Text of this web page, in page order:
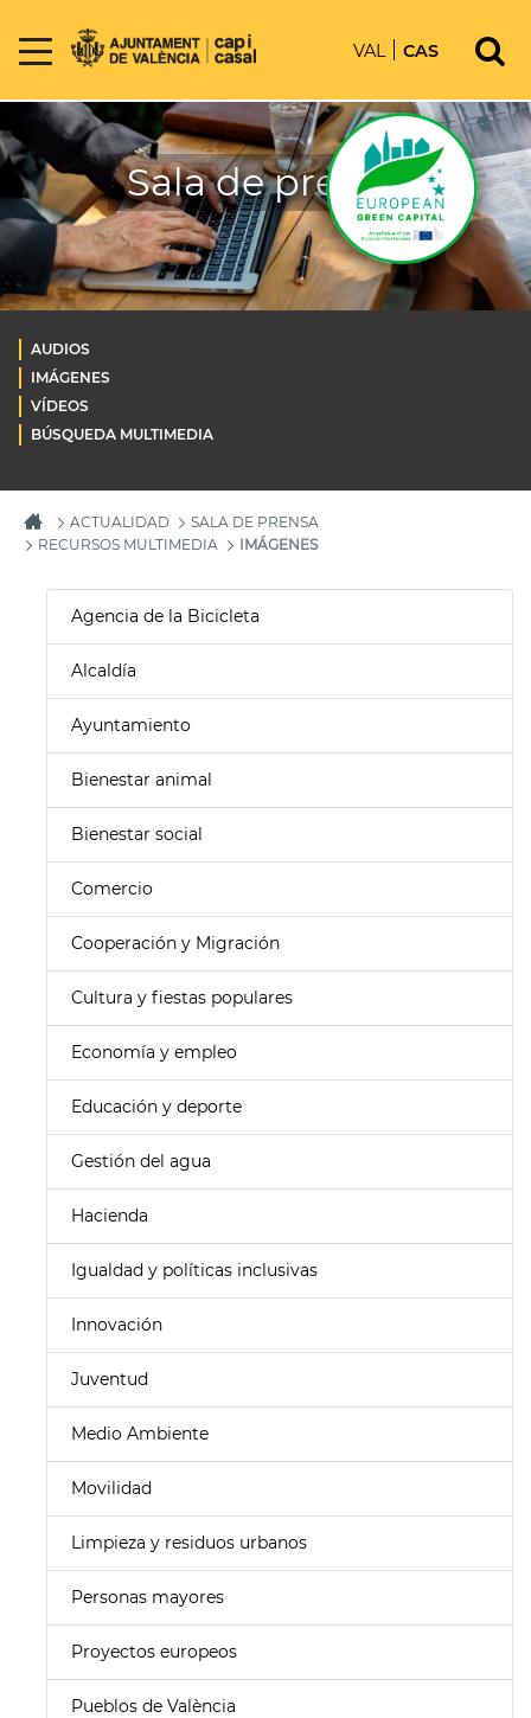
VAL CAS
Sala de prensa
AUDIOS
IMÁGENES
VÍDEOS
BÚSQUEDA MULTIMEDIA
ACTUALIDAD
SALA DE PRENSA
RECURSOS MULTIMEDIA
IMÁGENES
Agencia de la Bicicleta
Alcaldía
Ayuntamiento
Bienestar animal
Bienestar social
Comercio
Cooperación y Migración
Cultura y fiestas populares
Economía y empleo
Educación y deporte
Gestión del agua
Hacienda
Igualdad y políticas inclusivas
Innovación
Juventud
Medio Ambiente
Movilidad
Limpieza y residuos urbanos
Personas mayores
Proyectos europeos
Pueblos de València